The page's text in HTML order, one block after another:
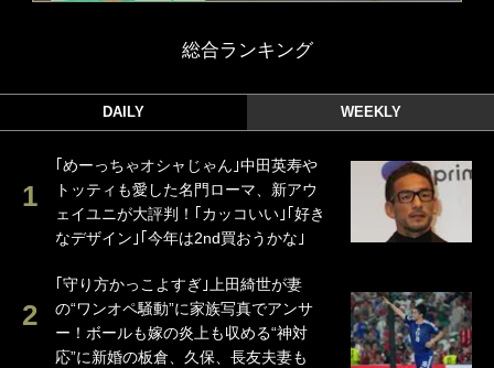
総合ランキング
DAILY WEEKLY
｢めーっちゃオシャじゃん｣中田英寿や
トッティも愛した名門ローマ、新アウ
ェイユニが大評判！｢カッコいい｣｢好き
なデザイン｣｢今年は2nd買おうかな｣
｢守り方かっこよすぎ｣上田綺世が妻
の“ワンオペ騒動”に家族写真でアンサ
ー！ボールも嫁の炎上も収める“神対
応”に新婚の板倉、久保、長友夫妻も